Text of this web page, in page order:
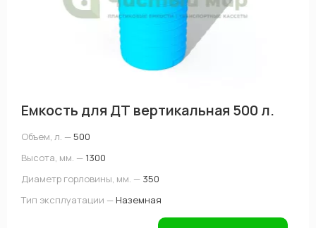
Емкость для ДТ вертикальная 500 л.
Объем, л. —500
Высота, мм. — 1300
Диаметр горловины, мм. — 350
Тип эксплуатации — Наземная